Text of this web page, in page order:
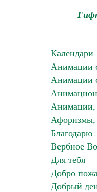
Календари
Анимации
Анимации
Анимации,
Афоризмы,
Благодарю
Вербное
Для тебя
Добро
Добрый